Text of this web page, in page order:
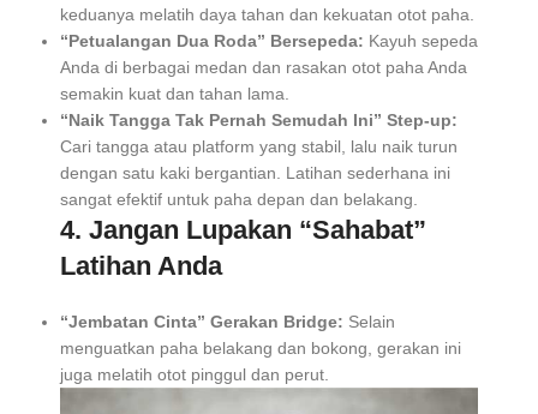
keduanya melatih daya tahan dan kekuatan otot paha.
“Petualangan Dua Roda” Bersepeda: Kayuh sepeda
Anda di berbagai medan dan rasakan otot paha Anda
semakin kuat dan tahan lama.
“Naik Tangga Tak Pernah Semudah Ini” Step-up:
Cari tangga atau platform yang stabil, lalu naik turun
dengan satu kaki bergantian. Latihan sederhana ini
sangat efektif untuk paha depan dan belakang.
4. Jangan Lupakan “Sahabat”
Latihan Anda
“Jembatan Cinta” Gerakan Bridge: Selain
menguatkan paha belakang dan bokong, gerakan ini
juga melatih otot pinggul dan perut.